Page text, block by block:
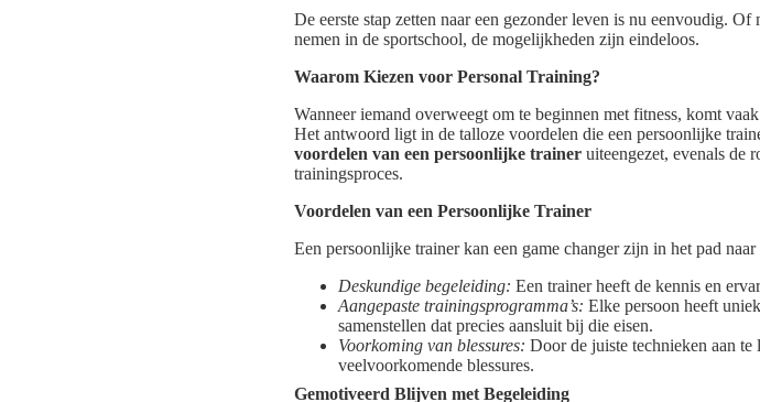
De eerste stap zetten naar een gezonder leven is nu eenvoudig.
nemen in de sportschool, de mogelijkheden zijn eindeloos.
Waarom Kiezen voor Personal Training?
Wanneer iemand overweegt om te beginnen met fitness, komt
Het antwoord ligt in de talloze voordelen die een persoonlijke
voordelen van een persoonlijke trainer uiteengezet, evenals de
trainingsproces.
Voordelen van een Persoonlijke Trainer
Een persoonlijke trainer kan een game changer zijn in het pad
Deskundige begeleiding: Een trainer heeft de kennis en
Aangepaste trainingsprogramma’s: Elke persoon heeft
samenstellen dat precies aansluit bij die eisen.
Voorkoming van blessures: Door de juiste technieken aan
veelvoorkomende blessures.
Gemotiveerd Blijven met Begeleiding